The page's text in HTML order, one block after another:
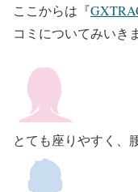
ここからは『
コミについてみいき
とても座りやすく、